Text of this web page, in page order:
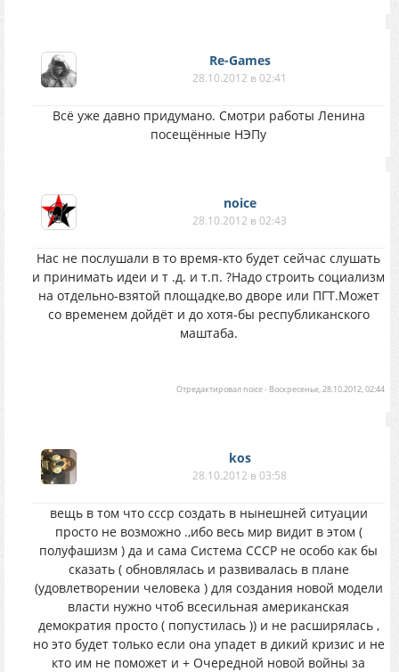
Re-Games
28.10.2012 в 02:41
Всё уже давно придумано. Смотри работы Ленина
посещённые НЭПу
noice
28.10.2012 в 02:43
Нас не послушали в то время-кто будет сейчас слушать
и принимать идеи и т .д. и т.п. ?Надо строить социализм
на отдельно-взятой площадке,во дворе или ПГТ.Может
со временем дойдёт и до хотя-бы республиканского
маштаба.
Отредактировал noice- Воскресенье, 28.10.2012, 02:44
kos
28.10.2012 в 03:58
вещь в том что ссср создать в нынешней ситуации
просто не возможно .,ибо весь мир видит в этом (
полуфашизм ) да и сама Система СССР не особо как бы
сказать ( обновлялась и развивалась в плане
(удовлетворении человека ) для создания новой модели
власти нужно чтоб всесильная американская
демократия просто ( попустилась )) и не расширялась ,
но это будет только если она упадет в дикий кризис и не
кто им не поможет и + Очередной новой войны за